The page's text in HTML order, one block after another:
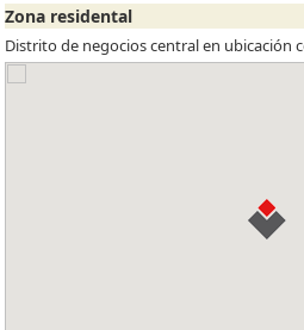
Zona residental
Distrito de negocios central en ubicación